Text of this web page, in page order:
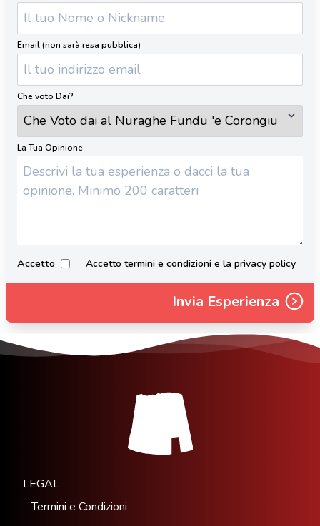
Email (non sarà resa pubblica)
Che voto Dai?
La Tua Opinione
Accetto Accetto termini e condizioni e la privacy policy
Invia Esperienza
LEGAL
Termini e Condizioni